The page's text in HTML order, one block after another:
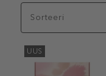
Sorteeri
UUS